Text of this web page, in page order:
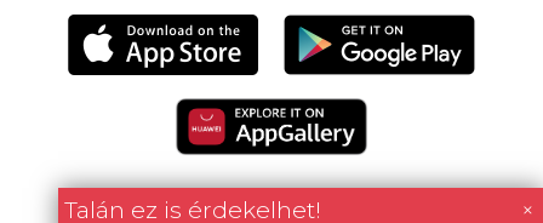
Talán ez is érdekelhet! ×